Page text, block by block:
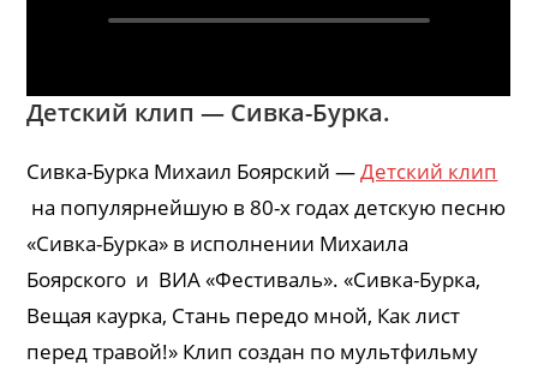
Детский клип — Сивка-Бурка.
Сивка-Бурка Михаил Боярский —Детский клип
на популярнейшую в 80-х годах детскую песню
«Сивка-Бурка» в исполнении Михаила
Боярского и ВИА «Фестиваль». «Сивка-Бурка,
Вещая каурка, Стань передо мной, Как лист
перед травой!» Клип создан по мультфильму